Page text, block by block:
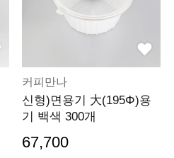
커피만나
신형)면용기 大(195Φ)용
기 백색 300개
67,700